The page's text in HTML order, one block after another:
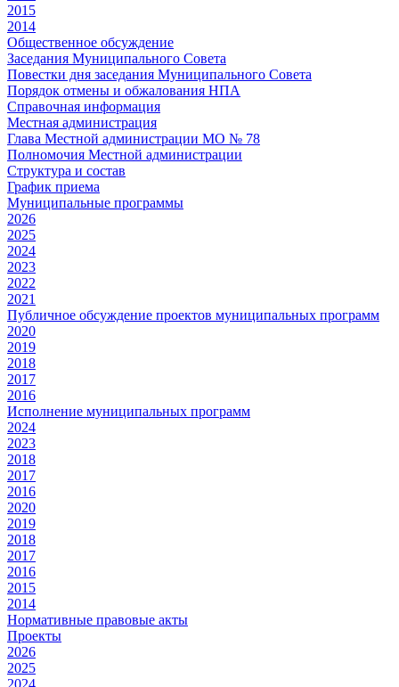
2015
2014
Общественное обсуждение
Заседания Муниципального Совета
Повестки дня заседания Муниципального Совета
Порядок отмены и обжалования НПА
Справочная информация
Местная администрация
Глава Местной администрации МО № 78
Полномочия Местной администрации
Cтруктура и состав
График приема
Муниципальные программы
2026
2025
2024
2023
2022
2021
Публичное обсуждение проектов муниципальных программ
2020
2019
2018
2017
2016
Исполнение муниципальных программ
2024
2023
2018
2017
2016
2020
2019
2018
2017
2016
2015
2014
Нормативные правовые акты
Проекты
2026
2025
2024